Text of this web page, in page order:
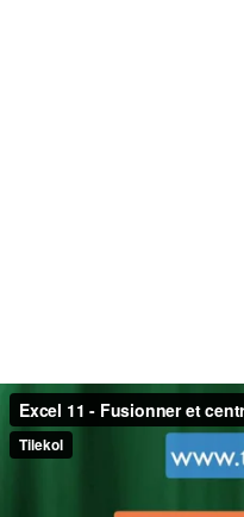
Excel 11 - Fusionner et
Tilekol